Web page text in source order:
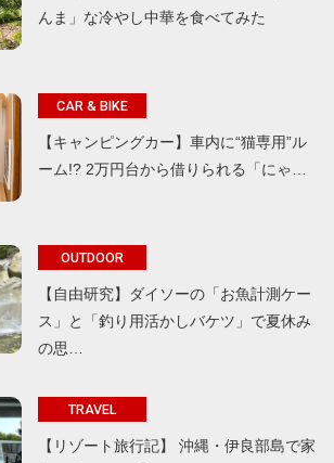
んま」な冷やし中華を食べてみた
CAR & BIKE
【キャンピングカー】車内に“猫専用”ル
ーム!? 2万円台から借りられる「にゃ…
OUTDOOR
【自由研究】ダイソーの「お魚計測ケー
ス」と「釣り用活かしバケツ」で夏休み
の思…
TRAVEL
【リゾート旅行記】 沖縄・伊良部島で家